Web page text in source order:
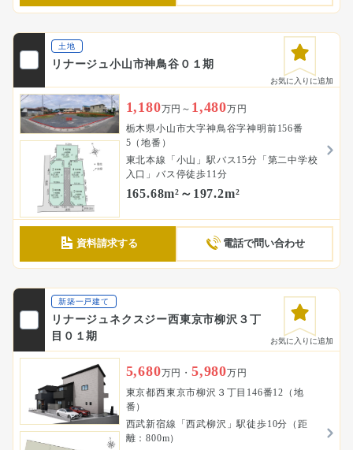
土地
リナージュ小山市神鳥谷０１期
お気に入りに追加
1,180万円～ 1,480万円
栃木県小山市大字神鳥谷字神明前156番
5（地番）
東北本線「小山」駅バス15分「第二中学校
入口」バス停徒歩11分
165.68m²～197.2m²
資料請求する 電話で問い合わせ
新築一戸建て
リナージュネクスジー西東京市柳沢３丁
目０１期
お気に入りに追加
5,680万円・ 5,980万円
東京都西東京市柳沢３丁目146番12（地
番）
西武新宿線「西武柳沢」駅徒歩10分（距
離：800m）